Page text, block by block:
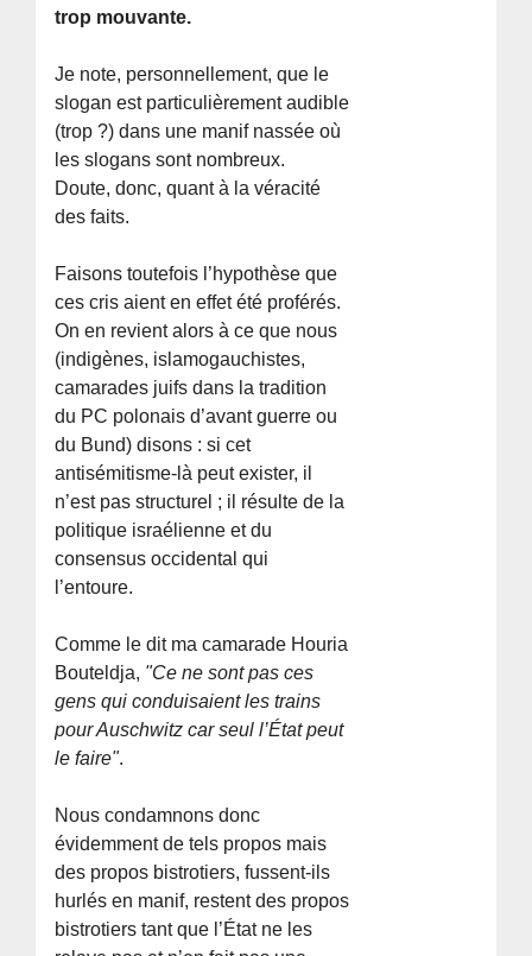
trop mouvante.
Je note, personnellement, que le
slogan est particulièrement audible
(trop ?) dans une manif nassée où
les slogans sont nombreux.
Doute, donc, quant à la véracité
des faits.
Faisons toutefois l’hypothèse que
ces cris aient en effet été proférés.
On en revient alors à ce que nous
(indigènes, islamogauchistes,
camarades juifs dans la tradition
du PC polonais d’avant guerre ou
du Bund) disons : si cet
antisémitisme-là peut exister, il
n’est pas structurel ; il résulte de la
politique israélienne et du
consensus occidental qui
l’entoure.
Comme le dit ma camarade Houria
Bouteldja, "Ce ne sont pas ces
gens qui conduisaient les trains
pour Auschwitz car seul l’État peut
le faire".
Nous condamnons donc
évidemment de tels propos mais
des propos bistrotiers, fussent-ils
hurlés en manif, restent des propos
bistrotiers tant que l’État ne les